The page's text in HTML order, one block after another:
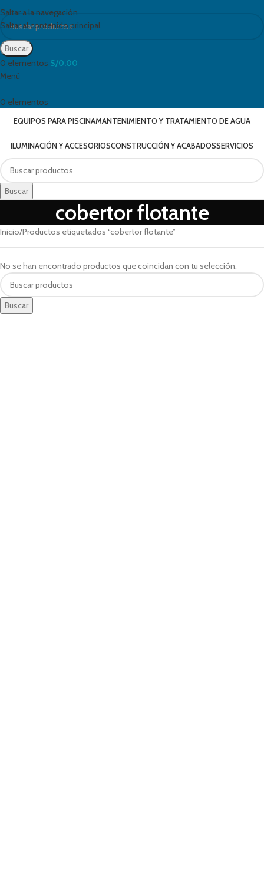
Saltar a la navegación
Saltar al contenido principal
Buscar
0 elementos S/0.00
Menú
0 elementos
EQUIPOS PARA PISCINAMANTENIMIENTO Y TRATAMIENTO DE AGUA
ILUMINACIÓN Y ACCESORIOSCONSTRUCCIÓN Y ACABADOSSERVICIOS
Buscar
cobertor flotante
Inicio Productos etiquetados “cobertor flotante”
No se han encontrado productos que coincidan con tu selección.
Buscar